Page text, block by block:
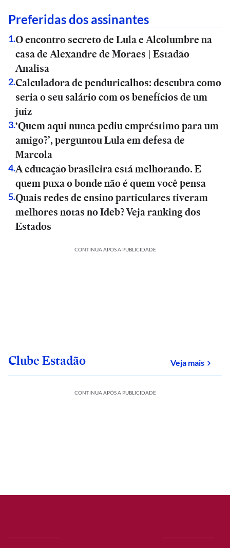
Preferidas dos assinantes
1.O encontro secreto de Lula e Alcolumbre na
casa de Alexandre de Moraes | Estadão
Analisa
2.Calculadora de penduricalhos: descubra como
seria o seu salário com os benefícios de um
juiz
3.‘Quem aqui nunca pediu empréstimo para um
amigo?’, perguntou Lula em defesa de
Marcola
4.A educação brasileira está melhorando. E
quem puxa o bonde não é quem você pensa
5.Quais redes de ensino particulares tiveram
melhores notas no Ideb? Veja ranking dos
Estados
CONTINUA APÓS A PUBLICIDADE
Clube Estadão Veja maissobre
CONTINUA APÓS A PUBLICIDADE